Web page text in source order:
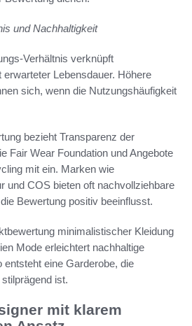
und Nachhaltigkeit
Verhältnis verknüpft
Lebensdauer. Höhere
sich, wenn die Nutzungshäufigkeit
bezieht Transparenz der
Fair Wear Foundation und Angebote
mit ein. Marken wie
und COS bieten oft nachvollziehbare
Bewertung positiv beeinflusst.
minimalistischer Kleidung
Mode erleichtert nachhaltige
entsteht eine Garderobe, die
ist.
mit klarem